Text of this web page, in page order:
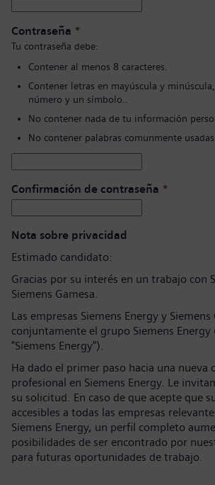
Contraseña *
Tu contraseña debe:
Contener al menos 8 caracteres.
Contener letras en mayúscula y
número y un símbolo..
No contener nada de tu información
No contener palabras comunmente usadas.
Confirmación de contraseña *
Nota sobre privacidad
Estimado candidato:
Gracias por su interés en un trabajo con
Siemens Gamesa.
Las empresas Siemens Energy y
conjuntamente el grupo Siemens Energy
"Siemens Energy").
Ha dado el primer paso hacia una nueva
profesional en Siemens Energy. Le
su solicitud. En caso de que acepte que
accesibles a todas las empresas
Siemens Energy, un perfil completo
posibilidades de ser encontrado por
para futuras oportunidades de trabajo.